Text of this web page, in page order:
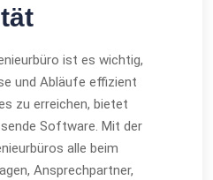
ist es wichtig,
und Abläufe effizient
zu erreichen, bietet
Software. Mit der
alle beim
Ansprechpartner,